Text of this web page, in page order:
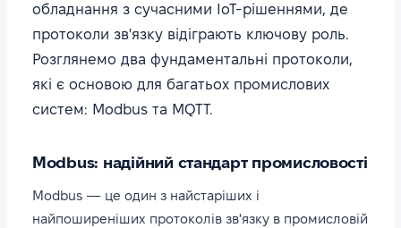
обладнання з сучасними IoT-рішеннями, де
протоколи зв'язку відіграють ключову роль.
Розглянемо два фундаментальні протоколи,
які є основою для багатьох промислових
систем: Modbus та MQTT.
Modbus: надійний стандарт промисловості
Modbus — це один з найстаріших і
найпоширеніших протоколів зв'язку в промисловій